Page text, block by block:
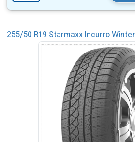
255/50 R19 Starmaxx Incurro Winter